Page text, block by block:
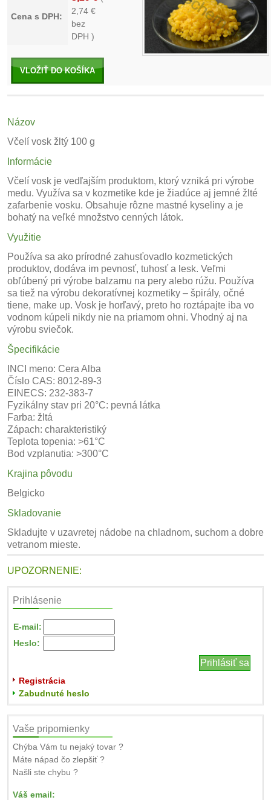
Cena s DPH:
2,74 €
bez
DPH )
VLOŽIŤ DO KOŠÍKA
Názov
Včelí vosk žltý 100 g
Informácie
Včelí vosk je vedľajším produktom, ktorý vzniká pri výrobe
medu. Využíva sa v kozmetike kde je žiadúce aj jemné žlté
zafarbenie vosku. Obsahuje rôzne mastné kyseliny a je
bohatý na veľké množstvo cenných látok.
Využitie
Používa sa ako prírodné zahusťovadlo kozmetických
produktov, dodáva im pevnosť, tuhosť a lesk. Veľmi
obľúbený pri výrobe balzamu na pery alebo rúžu. Používa
sa tiež na výrobu dekoratívnej kozmetiky – špirály, očné
tiene, make up. Vosk je horľavý, preto ho roztápajte iba vo
vodnom kúpeli nikdy nie na priamom ohni. Vhodný aj na
výrobu sviečok.
Špecifikácie
INCI meno: Cera Alba
Číslo CAS: 8012-89-3
EINECS: 232-383-7
Fyzikálny stav pri 20°C: pevná látka
Farba: žltá
Zápach: charakteristiký
Teplota topenia: >61°C
Bod vzplanutia: >300°C
Krajina pôvodu
Belgicko
Skladovanie
Skladujte v uzavretej nádobe na chladnom, suchom a dobre
vetranom mieste.
UPOZORNENIE:
Prihlásenie
E-mail:
Heslo:
Registrácia
Zabudnuté heslo
Vaše pripomienky
Chýba Vám tu nejaký tovar ?
Máte nápad čo zlepšiť ?
Našli ste chybu ?
Váš email: